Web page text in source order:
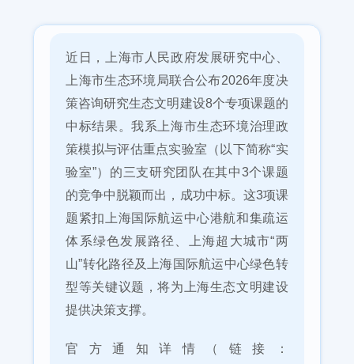
近日，上海市人民政府发展研究中心、
上海市生态环境局联合公布2026年度决
策咨询研究生态文明建设8个专项课题的
中标结果。我系上海市生态环境治理政
策模拟与评估重点实验室（以下简称“实
验室”）的三支研究团队在其中3个课题
的竞争中脱颖而出，成功中标。这3项课
题紧扣上海国际航运中心港航和集疏运
体系绿色发展路径、上海超大城市“两
山”转化路径及上海国际航运中心绿色转
型等关键议题，将为上海生态文明建设
提供决策支撑。
官方通知详情（链接：